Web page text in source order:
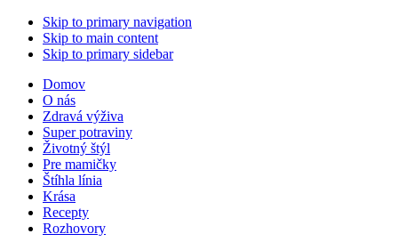
Skip to primary navigation
Skip to main content
Skip to primary sidebar
Domov
O nás
Zdravá výživa
Super potraviny
Životný štýl
Pre mamičky
Štíhla línia
Krása
Recepty
Rozhovory